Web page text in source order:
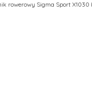
rowerowy Sigma Sport X1030